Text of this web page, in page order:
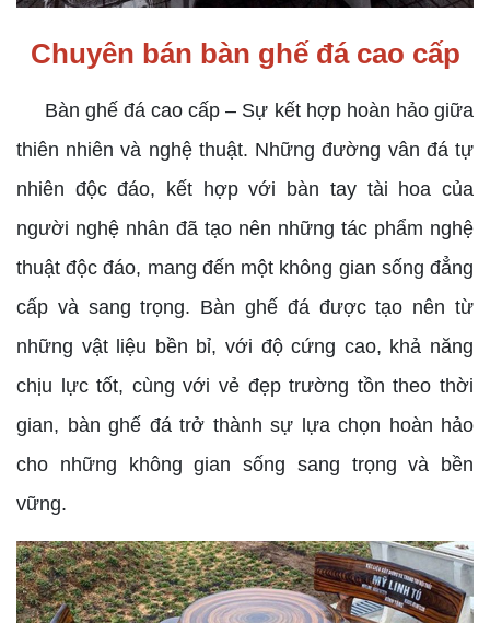
Chuyên bán bàn ghế đá cao cấp
Bàn ghế đá cao cấp – Sự kết hợp hoàn hảo giữa
thiên nhiên và nghệ thuật. Những đường vân đá tự
nhiên độc đáo, kết hợp với bàn tay tài hoa của
người nghệ nhân đã tạo nên những tác phẩm nghệ
thuật độc đáo, mang đến một không gian sống đẳng
cấp và sang trọng. Bàn ghế đá được tạo nên từ
những vật liệu bền bỉ, với độ cứng cao, khả năng
chịu lực tốt, cùng với vẻ đẹp trường tồn theo thời
gian, bàn ghế đá trở thành sự lựa chọn hoàn hảo
cho những không gian sống sang trọng và bền
vững.